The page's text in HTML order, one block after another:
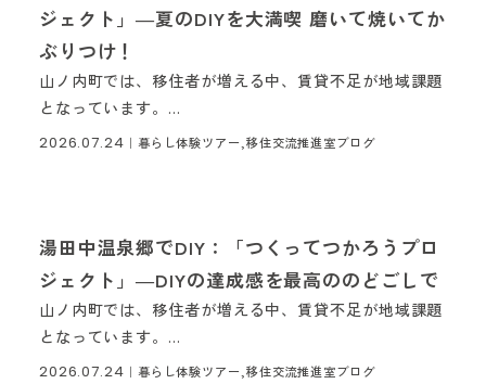
ジェクト」―夏のDIYを大満喫 磨いて焼いてか
ぶりつけ！
山ノ内町では、移住者が増える中、賃貸不足が地域課題
となっています。...
2026.07.24 ｜ 暮らし体験ツアー,移住交流推進室ブログ
湯田中温泉郷でDIY：「つくってつかろうプロ
ジェクト」―DIYの達成感を最高ののどごしで
山ノ内町では、移住者が増える中、賃貸不足が地域課題
となっています。...
2026.07.24 ｜ 暮らし体験ツアー,移住交流推進室ブログ